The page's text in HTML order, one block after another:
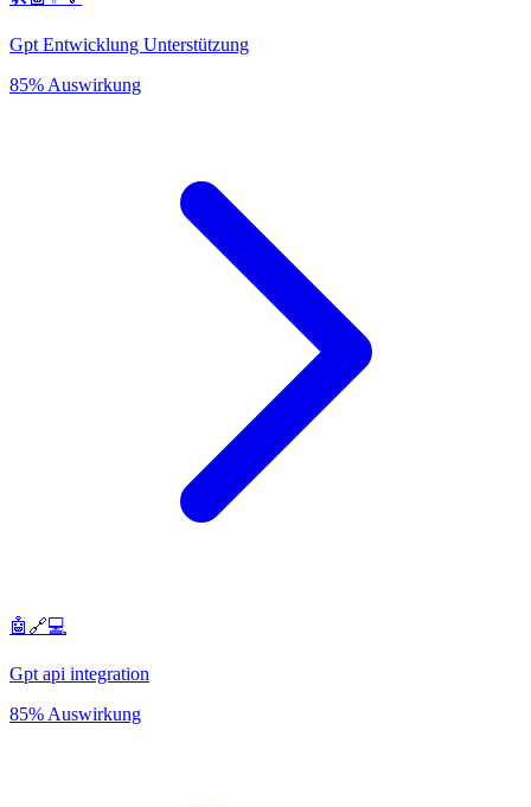
Gpt Entwicklung Unterstützung
85% Auswirkung
🤖🔗💻
Gpt api integration
85% Auswirkung